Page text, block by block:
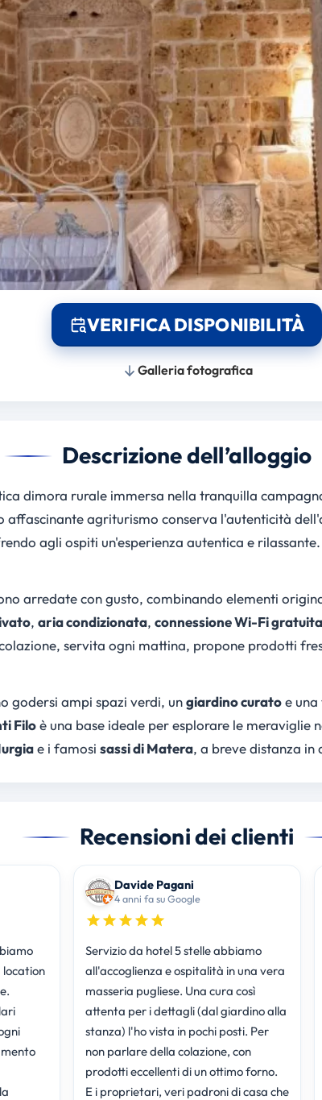
VERIFICA DISPONIBILITÀ
Galleria fotografica
Descrizione dell’alloggio
dimora rurale immersa nella tranquilla
affascinante agriturismo conserva l'autenticità
agli ospiti un'esperienza autentica e
arredate con gusto, combinando elementi
, aria condizionata, connessione Wi-Fi gratuita
servita ogni mattina, propone prodotti
godersi ampi spazi verdi, ungiardino curatoe una
Filoè una base ideale per esplorare le meraviglie
e i famosi sassi di Matera, a breve distanza in
Recensioni dei clienti
Davide Pagani
4 anni fa su Google
Servizio da hotel 5 stelle abbiamo
all'accoglienza e ospitalità in una vera
masseria pugliese. Una cura così
attenta per i dettagli (dal giardino alla
stanza) l'ho vista in pochi posti. Per
non parlare della colazione, con
prodotti eccellenti di un ottimo forno.
E i proprietari, veri padroni di casa che